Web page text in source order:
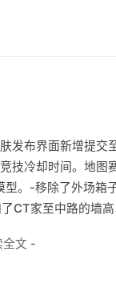
发布界面新增提交
技冷却时间。地图
。-移除了外场箱
CT家至中路的墙
全文 -